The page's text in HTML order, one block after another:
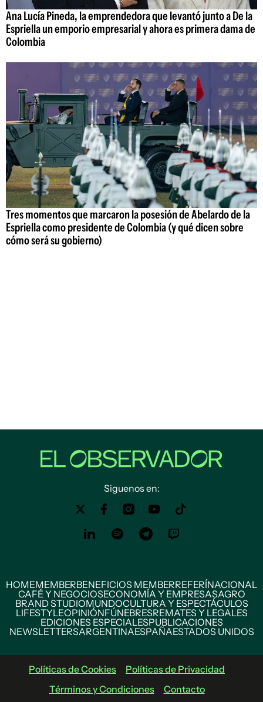
Ana Lucía Pineda, la emprendedora que levantó junto a De la
Espriella un emporio empresarial y ahora es primera dama de
Colombia
Tres momentos que marcaron la posesión de Abelardo de la
Espriella como presidente de Colombia (y qué dicen sobre
cómo será su gobierno)
Siguenos en:
HOMEMEMBERBENEFICIOS MEMBERREFERÍNACIONAL
CAFÉ Y NEGOCIOSECONOMÍA Y EMPRESASAGRO
BRAND STUDIOMUNDOCULTURA Y ESPECTÁCULOS
LIFESTYLEOPINIÓNFÚNEBRESREMATES Y LEGALES
EDICIONES ESPECIALESPUBLICACIONES
NEWSLETTERSARGENTINAESPAÑAESTADOS UNIDOS
Políticas de Cookies
Políticas de Privacidad
Términos y Condiciones
Contacto